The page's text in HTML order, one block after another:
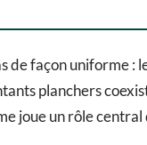
de façon uniforme
planchers
joue un rôle